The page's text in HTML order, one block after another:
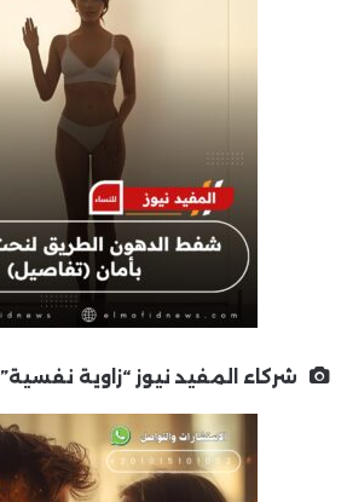
شركاء المفيد نيوز “زاوية نفسية”